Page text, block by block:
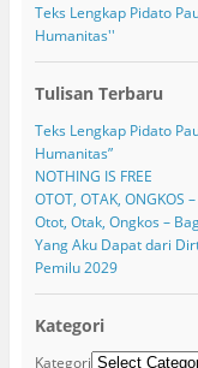
Teks Lengkap Pidato
Humanitas''
Tulisan Terbaru
Teks Lengkap Pidato
Humanitas”
NOTHING IS FREE
OTOT, OTAK, ONGKOS
Otot, Otak, Ongkos –
Yang Aku Dapat dari
Pemilu 2029
Kategori
Kategori